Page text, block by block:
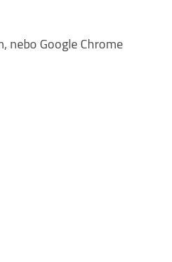
nebo Google Chrome